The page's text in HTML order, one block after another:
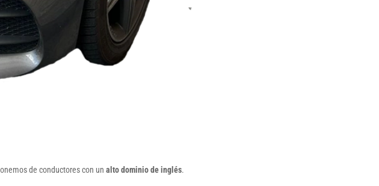
de conductores con un alto dominio de inglés.